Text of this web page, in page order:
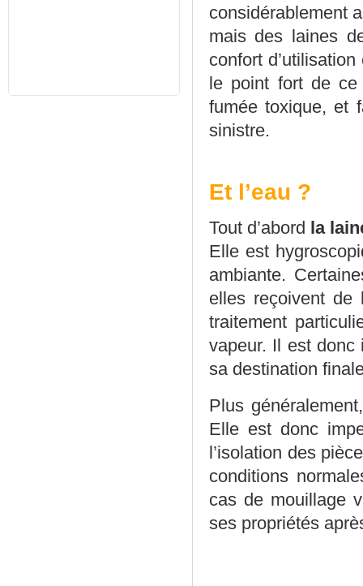
considérablement
mais des laines
confort
le point fort de ce
fumée toxique, et
sinistre.
Et l’eau ?
Tout d’abord la
Elle est
ambiante.
elles reçoivent de
traitement
vapeur. Il est donc
sa destination
Plus
Elle est donc
l’isolation des
conditions
cas de mouillage
ses propriétés